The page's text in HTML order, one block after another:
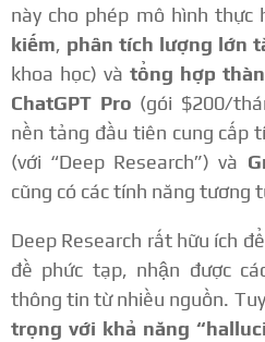
này cho phép mô hình thực
kiếm, phân tích lượng lớn
khoa học) và tổng hợp
ChatGPT Pro (gói $200/
nền tảng đầu tiên cung cấp
(với “Deep Research”) và
cũng có các tính năng tương
Deep Research rất hữu ích
đề phức tạp, nhận được
thông tin từ nhiều nguồn.
trọng với khả năng